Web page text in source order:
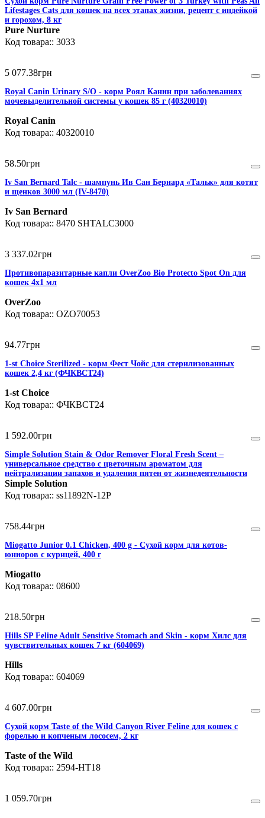
Lifestages Cats для кошек на всех этапах жизни, рецепт с индейкой
и горохом, 8 кг
Pure Nurture
3033
5 077.38грн
Royal Canin Urinary S/O - корм Роял Канин при заболеваниях
мочевыделительной системы у кошек 85 г (40320010)
Royal Canin
40320010
58.50грн
Iv San Bernard Talc - шампунь Ив Сан Бернард «Тальк» для котят
и щенков 3000 мл (IV-8470)
Iv San Bernard
8470 SHTALC3000
3 337.02грн
Противопаразитарные капли OverZoo Bio Protecto Spot On для
кошек 4x1 мл
OverZoo
OZO70053
94.77грн
1-st Choice Sterilized - корм Фест Чойс для стерилизованных
кошек 2,4 кг (ФЧКВСТ24)
1-st Choice
ФЧКВСТ24
1 592.00грн
Simple Solution Stain & Odor Remover Floral Fresh Scent –
универсальное средство с цветочным ароматом для
нейтрализации запахов и удаления пятен от жизнедеятельности
животных, 945мл
Simple Solution
ss11892N-12P
758.44грн
Miogatto Junior 0.1 Сhicken, 400 g - Сухой корм для котов-
юниоров с курицей, 400 г
Miogatto
08600
218.50грн
Hills SP Feline Adult Sensitive Stomach and Skin - корм Хилс для
чувствительных кошек 7 кг (604069)
Hills
604069
4 607.00грн
Сухой корм Taste of the Wild Canyon River Feline для кошек с
форелью и копченым лососем, 2 кг
Taste of the Wild
2594-HT18
1 059.70грн